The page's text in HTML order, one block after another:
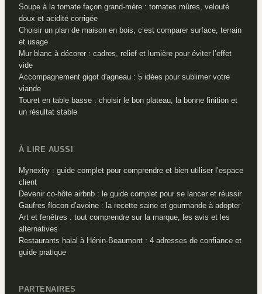
Soupe à la tomate façon grand-mère : tomates mûres, velouté
doux et acidité corrigée
Choisir un plan de maison en bois, c’est comparer surface, terrain
et usage
Mur blanc à décorer : cadres, relief et lumière pour éviter l’effet
vide
Accompagnement gigot d'agneau : 5 idées pour sublimer votre
viande
Touret en table basse : choisir le bon plateau, la bonne finition et
un résultat stable
À LIRE AUSSI
Mynexity : guide complet pour comprendre et bien utiliser l’espace
client
Devenir co-hôte airbnb : le guide complet pour se lancer et réussir
Gaufres flocon d’avoine : la recette saine et gourmande à adopter
Art et fenêtres : tout comprendre sur la marque, les avis et les
alternatives
Restaurants halal à Hénin-Beaumont : 4 adresses de confiance et
guide pratique
PARTENAIRES